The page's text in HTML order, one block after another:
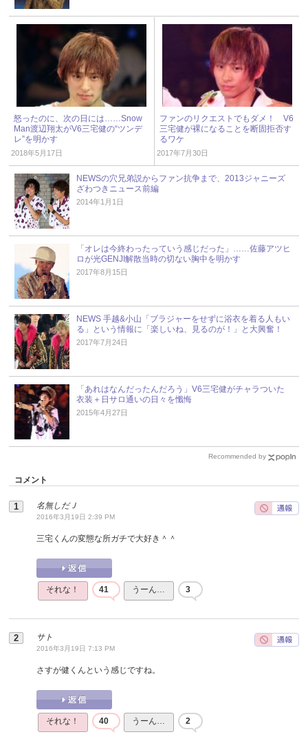
怒ったのに、次の日には……Snow
Man渡辺翔太がV6三宅健の“ツンデ
レ”を明かす
2018年5月17日
ファンのリクエストでもダメ！ V6
三宅健が裸になることを断固拒否す
るワケ
2017年7月30日
NEWSの穴兄弟説からファン抗争まで、2013ジャニーズ
ざわつきニュース前編
2014年1月1日
「オレは今終わったっていう感じだった」……佐藤アツヒ
ロが光GENJI解散当時の切ない胸中を明かす
2017年8月15日
NEWS 手越&小山「ブラジャーをせずに浴衣を着る人もい
る」という情報に「楽しいね、見るのが！」と大興奮！
2017年7月24日
「あれはなんだったんだろう」V6三宅健がチャラついた
衣装＋日サロ通いの日々を懺悔
2015年4月27日
Recommended by
コメント
名無しだＪ
2016年3月19日 2:39 PM
三宅くんの変態な所ガチで大好き＾＾
それな！ 41 うーん… 3
サト
2016年3月19日 7:13 PM
さすが健くんという感じですね。
それな！ 40 うーん… 2